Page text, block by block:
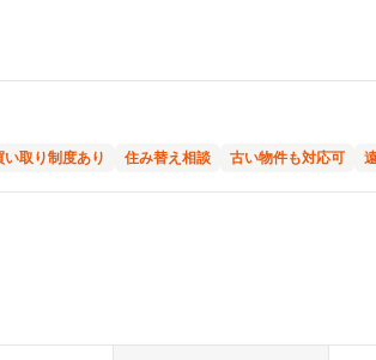
い取り制度あり 住み替え相談 古い物件も対応可